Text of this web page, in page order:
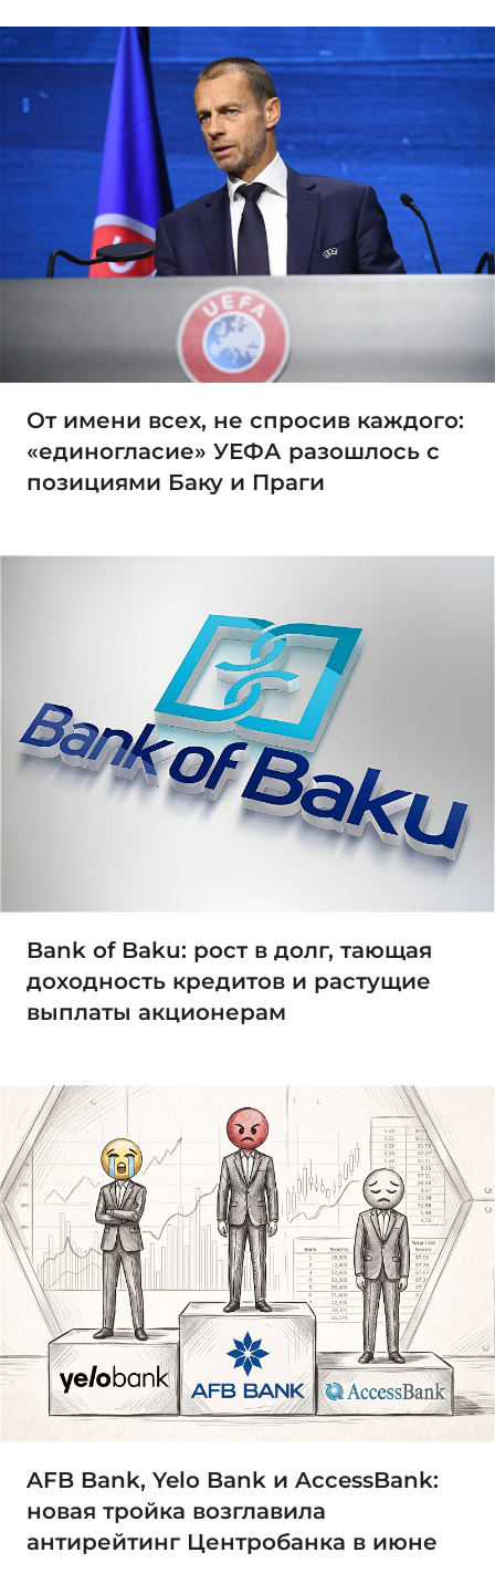
От имени всех, не спросив каждого:
«единогласие» УЕФА разошлось с
позициями Баку и Праги
Bank of Baku: рост в долг, тающая
доходность кредитов и растущие
выплаты акционерам
AFB Bank, Yelo Bank и AccessBank:
новая тройка возглавила
антирейтинг Центробанка в июне